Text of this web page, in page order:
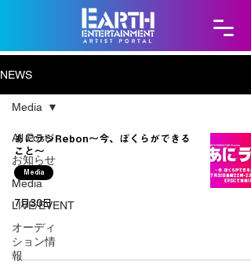
NEWS
All Posts
お知らせ
Media
LIVE/EVENT
オーディ
ション情
報
Media
あにラジRebon～今、ぼくらができる
こと～
Media
7月30日